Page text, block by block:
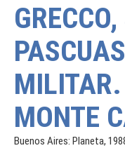
MONTE
Buenos Aires: Planeta,